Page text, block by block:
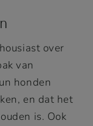
over
van
honden
en dat het
is. Ook